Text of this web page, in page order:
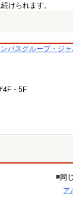
けられます。
パスグループ・ジ
4F・5F
同
ア